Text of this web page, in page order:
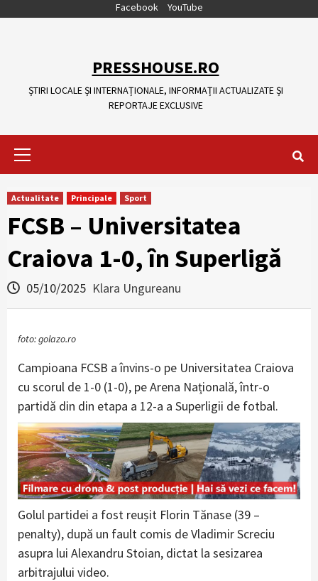
Facebook YouTube
PRESSHOUSE.RO
ȘTIRI LOCALE ȘI INTERNAȚIONALE, INFORMAȚII ACTUALIZATE ȘI
REPORTAJE EXCLUSIVE
Actualitate Principale Sport
FCSB – Universitatea
Craiova 1-0, în Superligă
05/10/2025 Klara Ungureanu
foto: golazo.ro
Campioana FCSB a învins-o pe Universitatea Craiova
cu scorul de 1-0 (1-0), pe Arena Națională, într-o
partidă din din etapa a 12-a a Superligii de fotbal.
Golul partidei a fost reușit Florin Tănase (39 –
penalty), după un fault comis de Vladimir Screciu
asupra lui Alexandru Stoian, dictat la sesizarea
arbitrajului video.